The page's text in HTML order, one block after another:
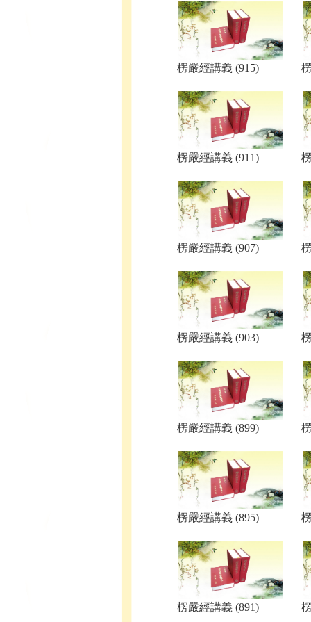
楞嚴經講義 (915)
楞嚴經講義 (911)
楞嚴經講義 (907)
楞嚴經講義 (903)
楞嚴經講義 (899)
楞嚴經講義 (895)
楞嚴經講義 (891)